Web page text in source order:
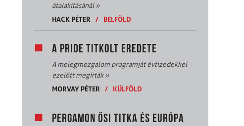
átalakításánál»
HACK PÉTER
/ BELFÖLD
A PRIDE TITKOLT EREDETE
A melegmozgalom programját évtizedekkel
ezelőtt megírták»
MORVAY PÉTER
/ KÜLFÖLD
PERGAMON ŐSI TITKA ÉS EURÓPA